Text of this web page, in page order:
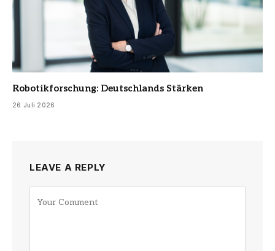
Robotikforschung: Deutschlands Stärken
26 Juli 2026
LEAVE A REPLY